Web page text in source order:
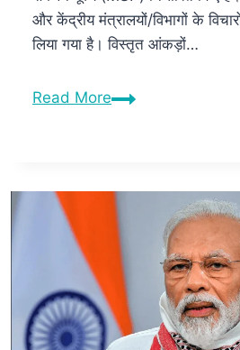
और केंद्रीय मंत्रालयों/विभागों के
लिया गया है। विस्तृत आंकड़ों…
Read More